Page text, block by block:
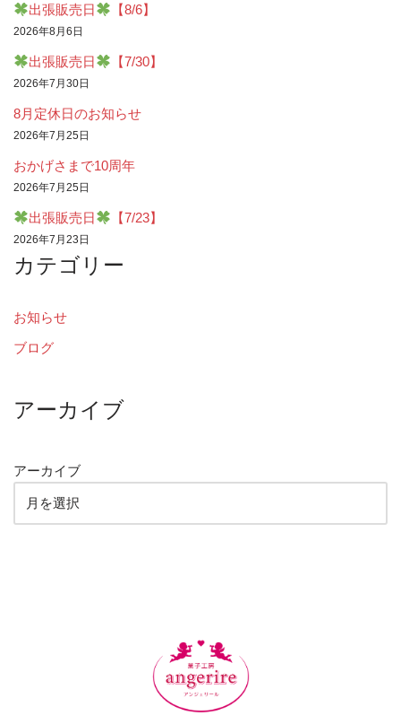
出張販売日 【8/6】
2026年8月6日
出張販売日 【7/30】
2026年7月30日
8月定休日のお知らせ
2026年7月25日
おかげさまで10周年
2026年7月25日
出張販売日 【7/23】
2026年7月23日
カテゴリー
お知らせ
ブログ
アーカイブ
アーカイブ